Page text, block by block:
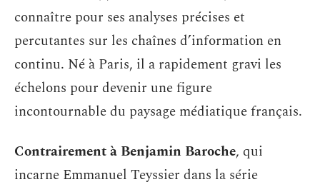
connaître pour ses analyses précises et
percutantes sur les chaînes d’information en
continu. Né à Paris, il a rapidement gravi les
échelons pour devenir une figure
incontournable du paysage médiatique français.
Contrairement à Benjamin Baroche, qui
incarne Emmanuel Teyssier dans la série